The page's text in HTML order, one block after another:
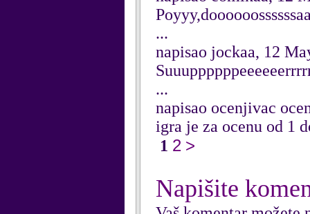
...
napisao jockaa, 12
...
napisao ocenjivac
igra je za ocenu od 1
1 2 >
Napišite